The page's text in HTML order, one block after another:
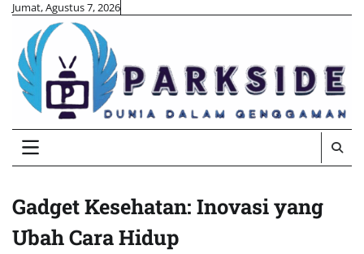
Skip
content
Jumat, Agustus 7, 2026
Gadget Kesehatan: Inovasi yang
Ubah Cara Hidup